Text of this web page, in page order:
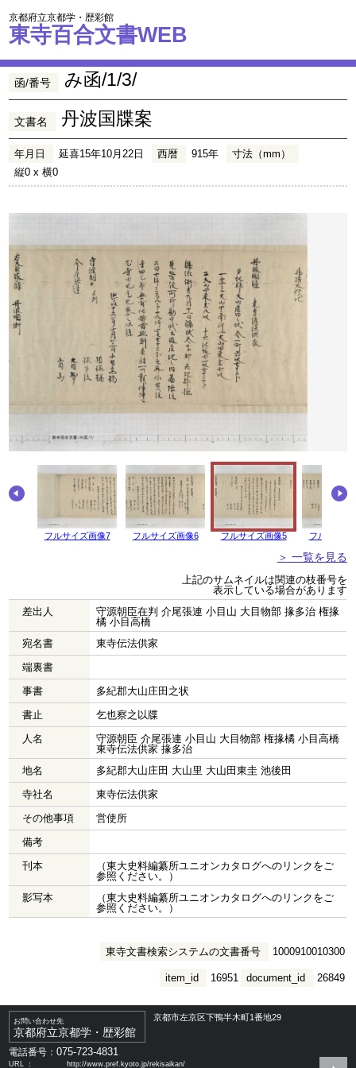
京都府立京都学・歴彩館
東寺百合文書WEB
函/番号 み函/1/3/
文書名 丹波国牒案
年月日 延喜15年10月22日 西暦 915年
寸法（mm）
縦0 x 横0
フルサイズ画像7 フルサイズ画像6 フルサイズ画像5 フルサイズ
＞ 一覧を見る
上記のサムネイルは関連の枝番号を
表示している場合があります
差出人
守源朝臣在判 介尾張連 小目山 大目物部 掾多治 権掾
橘 小目高橋
宛名書
東寺伝法供家
端裏書
事書
多紀郡大山庄田之状
書止
乞也察之以牒
人名
守源朝臣 介尾張連 小目山 大目物部 権掾橘 小目高橋
東寺伝法供家 掾多治
地名
多紀郡大山庄田 大山里 大山田東圭 池後田
寺社名
東寺伝法供家
その他事項
営使所
備考
刊本
（東大史料編纂所ユニオンカタログへのリンクをご
参照ください。）
影写本
（東大史料編纂所ユニオンカタログへのリンクをご
参照ください。）
東寺文書検索システムの文書番号 1000910010300
document_id 26849
item_id 16951
お問い合わせ先
京都府立京都学・歴彩館
京都市左京区下鴨半木町1番地29
電話番号：075-723-4831
URL ： http://www.pref.kyoto.jp/rekisaikan/